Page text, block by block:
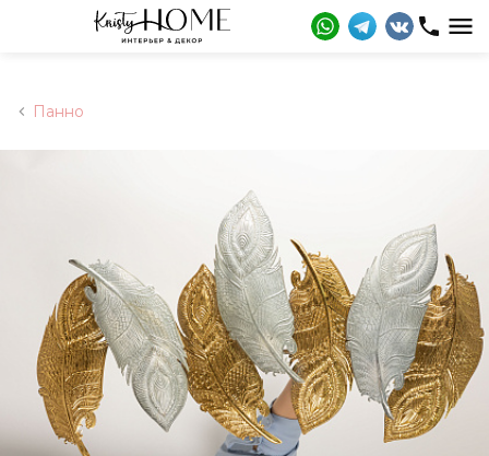
Панно